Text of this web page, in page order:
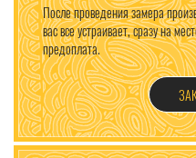
После проведения замера
вас все устраивает, сразу на
предоплата.